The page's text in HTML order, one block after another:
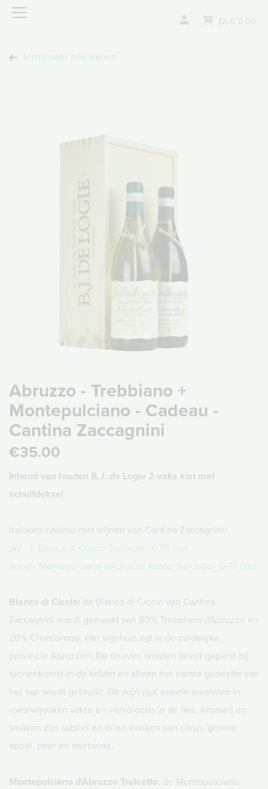
(0) € 0,00
Abruzzo - Trebbiano +
Montepulciano - Cadeau -
Cantina Zaccagnini
€35.00
Inhoud van houten B.J. de Logie 2-vaks kist met
schuifdeksel
Italiaans cadeau met wijnen van Cantina Zaccagnini:
Bianco di Ciccio: de Bianco di Ciccio van Cantina
Zaccagnini wordt gemaakt van 80% Trebbiano d'Abruzzo en
20% Chardonnay. Het wijnhuis ligt in de zuidelijke
provincie Abruzzen. De druiven worden direct geperst bij
binnenkomst in de kelder en alleen het eerste gedeelte van
het sap wordt gebruikt. De wijn rijpt enkele maanden in
roestvrijstalen vaten en vervolgens in de fles. Aroma's en
smaken zijn subtiel en doen denken aan citrus, groene
appel, peer en nectarine.
Montepulciano d'Abruzzo Tralcetto : de Montepulciano